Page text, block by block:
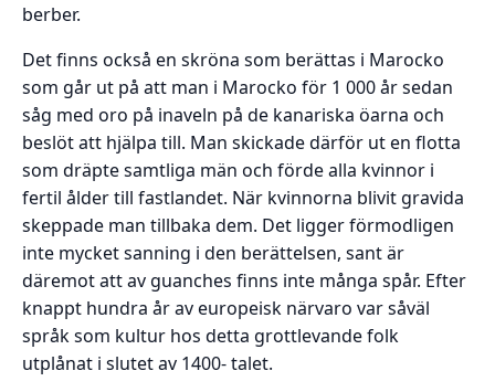
berber.
Det finns också en skröna som berättas i Marocko
som går ut på att man i Marocko för 1 000 år sedan
såg med oro på inaveln på de kanariska öarna och
beslöt att hjälpa till. Man skickade därför ut en flotta
som dräpte samtliga män och förde alla kvinnor i
fertil ålder till fastlandet. När kvinnorna blivit gravida
skeppade man tillbaka dem. Det ligger förmodligen
inte mycket sanning i den berättelsen, sant är
däremot att av guanches finns inte många spår. Efter
knappt hundra år av europeisk närvaro var såväl
språk som kultur hos detta grottlevande folk
utplånat i slutet av 1400- talet.